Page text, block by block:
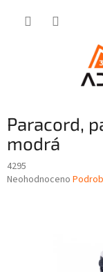
Paracord,
modrá
4295
Průměrné
Neohodnoceno